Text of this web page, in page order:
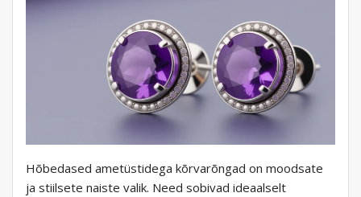
Hõbedased ametüstidega kõrvarõngad on moodsate
ja stiilsete naiste valik. Need sobivad ideaalselt